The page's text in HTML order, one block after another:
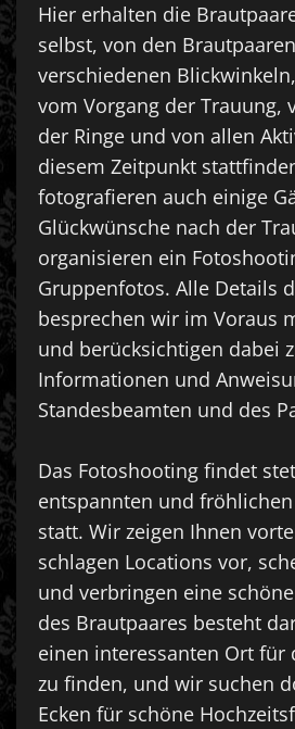
Hier erhalten die
selbst, von den
verschiedenen
vom Vorgang der Trauung,
der Ringe und von allen
diesem Zeitpunkt
fotografieren auch einige
Glückwünsche nach der
organisieren ein
Gruppenfotos. Alle Details
besprechen wir im Voraus
und berücksichtigen dabei
Informationen und
Standesbeamten und des
Das Fotoshooting findet
entspannten und
statt. Wir zeigen Ihnen
schlagen Locations vor,
und verbringen eine
des Brautpaares besteht
einen interessanten Ort für
zu finden, und wir suchen
Ecken für schöne